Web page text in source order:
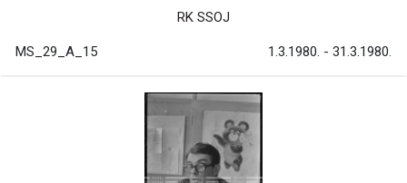
RK SSOJ
MS_29_A_15 1.3.1980. - 31.3.1980.